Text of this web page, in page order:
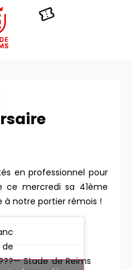
en professionnel pour
ce mercredi sa 41ème
à notre portier rémois !
— Stade de Reims